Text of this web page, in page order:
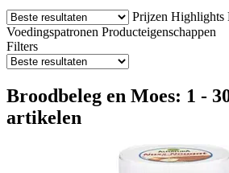
Prijzen Highlights
Voedingspatronen Producteigenschappen
Filters
Broodbeleg en Moes: 1 -
artikelen